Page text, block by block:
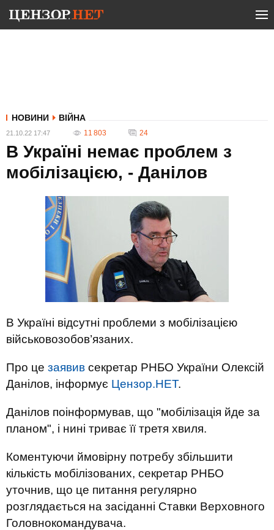
НОВИНИ ВІЙНА
21.10.22 17:47 11 803 24
В Україні немає проблем з
мобілізацією, - Данілов
В Україні відсутні проблеми з мобілізацією
військовозобов’язаних.
Про це заявив секретар РНБО України Олексій
Данілов, інформує Цензор.НЕТ.
Данілов поінформував, що "мобілізація йде за
планом", і нині триває її третя хвиля.
Коментуючи ймовірну потребу збільшити
кількість мобілізованих, секретар РНБО
уточнив, що це питання регулярно
розглядається на засіданні Ставки Верховного
Головнокомандувача.